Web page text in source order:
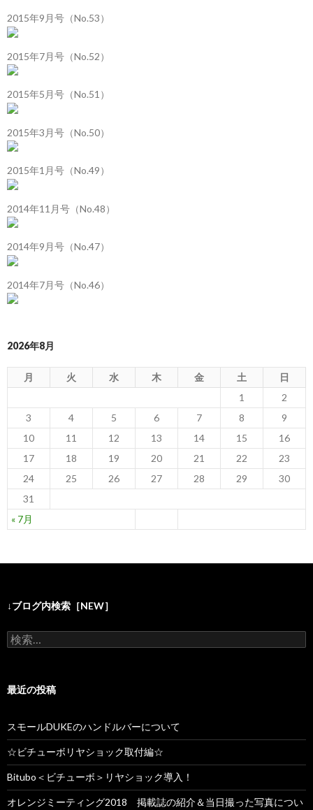
2015年9月号（No.53）
2015年7月号（No.52）
2015年5月号（No.51）
2015年3月号（No.50）
2015年1月号（No.49）
2014年11月号（No.48）
2014年9月号（No.47）
2014年7月号（No.46）
2026年8月
月 火 水 木 金 土 日
« 7月
1
2
3
4 5 6 7 8
9
10
11 12 13 14 15
16
17
18 19 20 21 22
23
24
25 26 27 28 29
30
31
↓ブログ内検索［NEW］
検
索
最近の投稿
スモールDUKEのハンドルバーについて
☆ビチューボリヤショック取付編☆
Bitubo＜ビチューボ＞リヤショック導入！
オレンジミーティング2018 掲載誌の紹介＆当日撮った写真につい